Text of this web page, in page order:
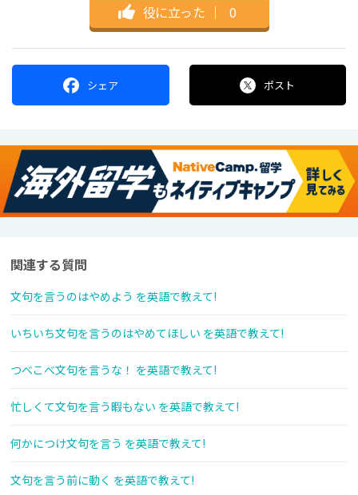
役に立った ｜ 0
シェア ポスト
関連する質問
文句を言うのはやめよう を英語で教えて!
いちいち文句を言うのはやめてほしい を英語で教えて!
つべこべ文句を言うな！ を英語で教えて!
忙しくて文句を言う暇もない を英語で教えて!
何かにつけ文句を言う を英語で教えて!
文句を言う前に動く を英語で教えて!